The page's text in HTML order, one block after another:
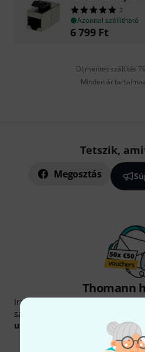
2
Azonnal szállítható
6 799 Ft
Díjmentes szállítás
Minden ár
Tetszik,
Megosztás
Thomann
Iratkozz fel a Thomann angol
szerencsével megnyerheted a
utalvány
Inspiráló gondolatok